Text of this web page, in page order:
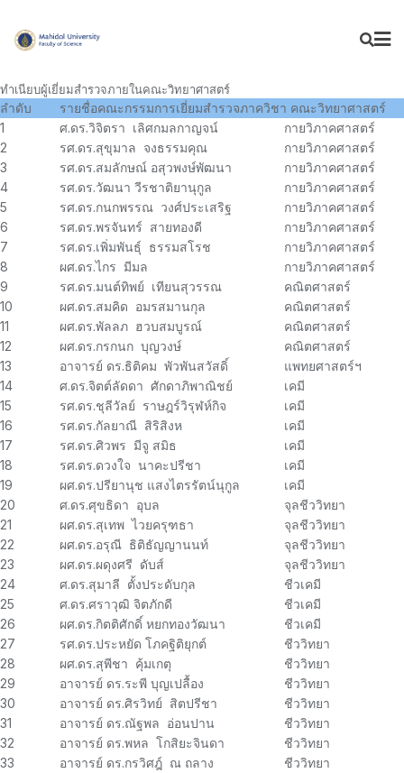
ทำเนียบผู้เยี่ยมสำรวจภายในคณะวิทยาศาสตร์
ลำดับ
รายชื่อคณะกรรมการเยี่ยมสำรวจภาควิชา คณะวิทยาศาสตร์
1
ศ.ดร.วิจิตรา เลิศกมลกาญจน์
กายวิภาคศาสตร์
2
รศ.ดร.สุขุมาล จงธรรมคุณ
กายวิภาคศาสตร์
3
รศ.ดร.สมลักษณ์ อสุวพงษ์พัฒนา
กายวิภาคศาสตร์
4
รศ.ดร.วัฒนา วีรชาติยานุกูล
กายวิภาคศาสตร์
5
รศ.ดร.กนกพรรณ วงศ์ประเสริฐ
กายวิภาคศาสตร์
6
รศ.ดร.พรจันทร์ สายทองดี
กายวิภาคศาสตร์
7
รศ.ดร.เพิ่มพันธุ์ ธรรมสโรช
กายวิภาคศาสตร์
8
ผศ.ดร.ไกร มีมล
กายวิภาคศาสตร์
9
รศ.ดร.มนต์ทิพย์ เทียนสุวรรณ
คณิตศาสตร์
10
ผศ.ดร.สมคิด อมรสมานกุล
คณิตศาสตร์
11
ผศ.ดร.พัลลภ ฮวบสมบูรณ์
คณิตศาสตร์
12
ผศ.ดร.กรกนก บุญวงษ์
คณิตศาสตร์
13
อาจารย์ ดร.ธิติคม พัวพันสวัสดิ์
แพทยศาสตร์ฯ
14
ศ.ดร.จิตต์ลัดดา ศักดาภิพาณิชย์
เคมี
15
รศ.ดร.ชุลีวัลย์ ราษฎร์วิรุฬห์กิจ
เคมี
16
รศ.ดร.กัลยาณี สิริสิงห
เคมี
17
รศ.ดร.ศิวพร มีจู สมิธ
เคมี
18
รศ.ดร.ดวงใจ นาคะปรีชา
เคมี
19
ผศ.ดร.ปรียานุช แสงไตรรัตน์นุกูล
เคมี
20
ศ.ดร.ศุขธิดา อุบล
จุลชีววิทยา
21
ผศ.ดร.สุเทพ ไวยครุฑธา
จุลชีววิทยา
22
ผศ.ดร.อรุณี ธิติธัญญานนท์
จุลชีววิทยา
23
ผศ.ดร.ผดุงศรี ดับส์
จุลชีววิทยา
24
ศ.ดร.สุมาลี ตั้งประดับกุล
ชีวเคมี
25
ศ.ดร.ศราวุฒิ จิตภักดี
ชีวเคมี
26
ผศ.ดร.กิตติศักดิ์ หยกทองวัฒนา
ชีวเคมี
27
รศ.ดร.ประหยัด โภคฐิติยุกต์
ชีววิทยา
28
ผศ.ดร.สุพีชา คุ้มเกตุ
ชีววิทยา
29
อาจารย์ ดร.ระพี บุญเปลื้อง
ชีววิทยา
30
อาจารย์ ดร.ศิรวิทย์ สิตปรีชา
ชีววิทยา
31
อาจารย์ ดร.ณัฐพล อ่อนปาน
ชีววิทยา
32
อาจารย์ ดร.พหล โกสิยะจินดา
ชีววิทยา
33
อาจารย์ ดร.กรวิศฎ์ ณ ถลาง
ชีววิทยา